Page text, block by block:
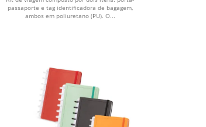
passaporte e tag identificadora de bagagem,
ambos em poliuretano (PU). O...